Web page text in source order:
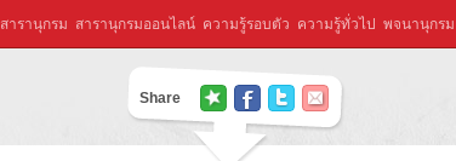
สารานุกรม สารานุกรมออนไลน์ ความรู้รอบตัว ความรู้ทั่วไป พจนานุกรม
Share